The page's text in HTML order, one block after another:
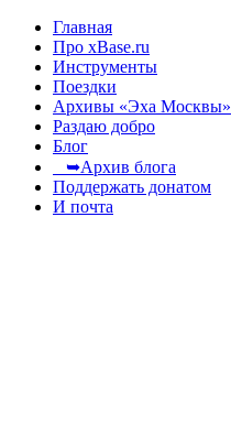
Главная
Про xBase.ru
Инструменты
Поездки
Архивы «Эха Москвы»
Раздаю добро
Блог
➥Архив блога
Поддержать донатом
И почта